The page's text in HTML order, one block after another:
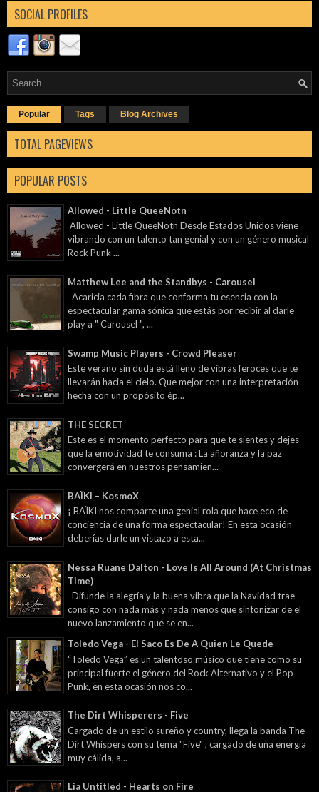
SOCIAL PROFILES
Popular Tags Blog Archives
TOTAL PAGEVIEWS
POPULAR POSTS
Allowed - Little QueeNotn
Allowed - Little QueeNotn Desde Estados Unidos viene
vibrando con un talento tan genial y con un género musical
Rock Punk ...
Matthew Lee and the Standbys - Carousel
Acaricia cada fibra que conforma tu esencia con la
espectacular gama sónica que estás por recibir al darle
play a " Carousel ", ...
Swamp Music Players - Crowd Pleaser
Este verano sin duda está lleno de vibras feroces que te
llevarán hacia el cielo. Que mejor con una interpretación
hecha con un propósito ép...
THE SECRET
Este es el momento perfecto para que te sientes y dejes
que la emotividad te consuma : La añoranza y la paz
convergerá en nuestros pensamien...
BAÏKI – KosmoX
¡ BAÏKI nos comparte una genial rola que hace eco de
conciencia de una forma espectacular! En esta ocasión
deberías darle un vistazo a esta...
Nessa Ruane Dalton - Love Is All Around (At Christmas
Time)
Difunde la alegría y la buena vibra que la Navidad trae
consigo con nada más y nada menos que sintonizar de el
nuevo lanzamiento que se en...
Toledo Vega - El Saco Es De A Quien Le Quede
“Toledo Vega” es un talentoso músico que tiene como su
principal fuerte el género del Rock Alternativo y el Pop
Punk, en esta ocasión nos co...
The Dirt Whisperers - Five
Cargado de un estilo sureño y country, llega la banda The
Dirt Whispers con su tema "Five" , cargado de una energía
muy cálida, a...
Lia Untitled - Hearts on Fire